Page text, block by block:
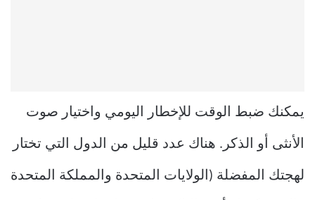
يمكنك ضبط الوقت للإخطار اليومي واختيار صوت
الأنثى أو الذكر. هناك عدد قليل من الدول التي تختار
لهجتك المفضلة (الولايات المتحدة والمملكة المتحدة